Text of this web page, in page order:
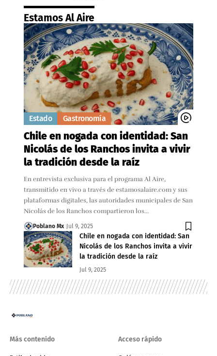
Estamos Al Aire
Estado Gastronomía
Chile en nogada con identidad: San
Nicolás de los Ranchos invita a vivir
la tradición desde la raíz
En entrevista exclusiva para el programa Al Aire,
transmitido en vivo a través de estamosalaire.com y sus
plataformas digitales, las autoridades municipales de San
Nicolás de los Ranchos compartieron los…
Poblano Mx Jul 9, 2025
Chile en nogada con identidad: San
Nicolás de los Ranchos invita a vivir
la tradición desde la raíz
Jul 9, 2025
Más contenido Acceso rápido